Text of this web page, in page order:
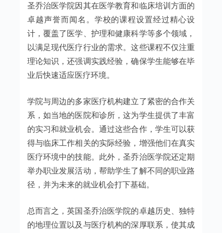
圣乔治医学院因其在医学教育和临床培训方面的
卓越声誉而闻名。学校的课程设置经过精心设
计，覆盖了医学、护理和健康科学等多个领域，
以满足现代医疗行业的需求。这些课程不仅注重
理论知识，还强调实践经验，确保学生能够在毕
业后快速适应医疗环境。
学院与周边的多家医疗机构建立了紧密的合作关
系，如当地的医院和诊所，这为学生提供了丰富
的实习和就业机会。通过这些合作，学生可以获
得与临床工作相关的实际经验，增强他们在真实
医疗环境中的技能。此外，圣乔治医学院还定期
举办职业发展活动，帮助学生了解不同的职业路
径，并为未来的就业机会打下基础。
总而言之，英国圣乔治医学院的卓越历史、独特
的地理位置以及与医疗机构的深厚联系，使其成